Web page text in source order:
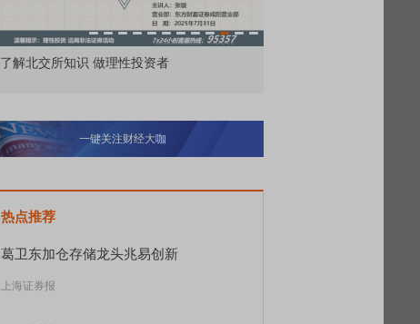
了解北交所知识 做理性投资者
一键关注财经大咖
热点推荐
葛卫东加仓存储龙头兆易创新
上海证券报